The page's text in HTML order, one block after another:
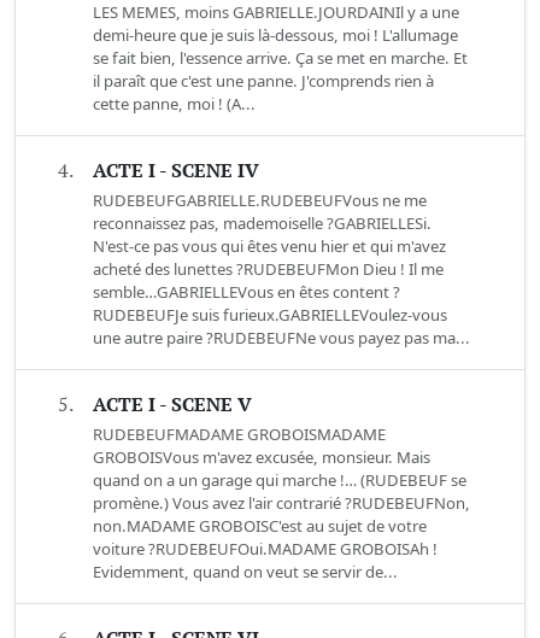
LES MEMES, moins GABRIELLE.JOURDAINIl y a une
demi-heure que je suis là-dessous, moi ! L'allumage
se fait bien, l'essence arrive. Ça se met en marche. Et
il paraît que c'est une panne. J'comprends rien à
cette panne, moi ! (A...
4. ACTE I - SCENE IV
RUDEBEUFGABRIELLE.RUDEBEUFVous ne me
reconnaissez pas, mademoiselle ?GABRIELLESi.
N'est-ce pas vous qui êtes venu hier et qui m'avez
acheté des lunettes ?RUDEBEUFMon Dieu ! Il me
semble…GABRIELLEVous en êtes content ?
RUDEBEUFJe suis furieux.GABRIELLEVoulez-vous
une autre paire ?RUDEBEUFNe vous payez pas ma...
5. ACTE I - SCENE V
RUDEBEUFMADAME GROBOISMADAME
GROBOISVous m'avez excusée, monsieur. Mais
quand on a un garage qui marche !… (RUDEBEUF se
promène.) Vous avez l'air contrarié ?RUDEBEUFNon,
non.MADAME GROBOISC'est au sujet de votre
voiture ?RUDEBEUFOui.MADAME GROBOISAh !
Evidemment, quand on veut se servir de...